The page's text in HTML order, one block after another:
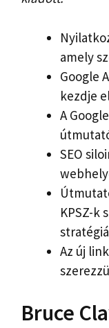
amely
Google
kezdje
A
SEO
KPSZ-k
Az új
Bruce